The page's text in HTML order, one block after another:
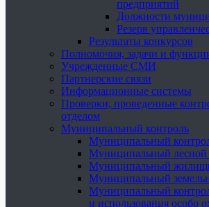
предприятий
Должности
Резерв
Результаты конкурсов
Полномочия, задачи и
Учрежденные СМИ
Партнерские связи
Информационные системы
Проверки, проведенные
отделом
Муниципальный контроль
Муниципальный
Муниципальный лесной
Муниципальный
Муниципальный
Муниципальный
и использования особо